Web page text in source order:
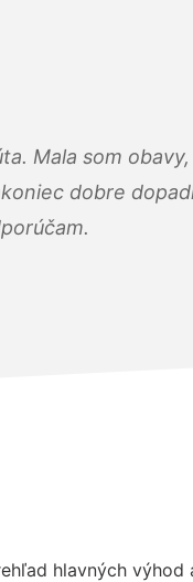
Mala som obavy,
dobre
hlavných